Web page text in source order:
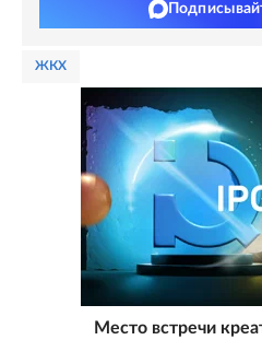
ЖКХ
Место встречи